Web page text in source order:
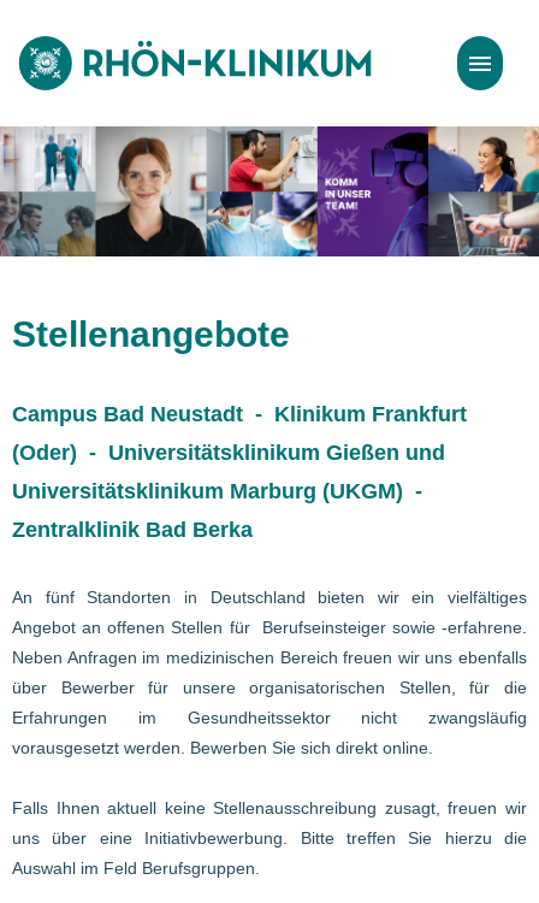
Stellenangebote
Bewerbungstipps
Stellenangebote
Campus Bad Neustadt - Klinikum Frankfurt
(Oder) - Universitätsklinikum Gießen und
Universitätsklinikum Marburg (UKGM) -
Zentralklinik Bad Berka
An fünf Standorten in Deutschland bieten wir ein vielfältiges
Angebot an offenen Stellen für Berufseinsteiger sowie -erfahrene.
Neben Anfragen im medizinischen Bereich freuen wir uns ebenfalls
über Bewerber für unsere organisatorischen Stellen, für die
Erfahrungen im Gesundheitssektor nicht zwangsläufig
vorausgesetzt werden. Bewerben Sie sich direkt online.
Falls Ihnen aktuell keine Stellenausschreibung zusagt, freuen wir
uns über eine Initiativbewerbung. Bitte treffen Sie hierzu die
Auswahl im Feld Berufsgruppen.